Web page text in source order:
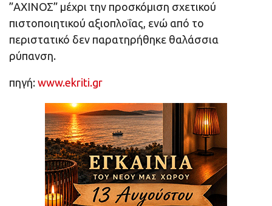
”ΑΧΙΝΟΣ” μέχρι την προσκόμιση σχετικού
πιστοποιητικού αξιοπλοΐας, ενώ από το
περιστατικό δεν παρατηρήθηκε θαλάσσια
ρύπανση.
πηγή: www.ekriti.gr